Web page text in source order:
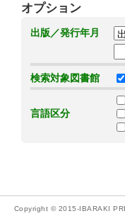
オプション
出版／発行年月
検索対象図書館
言語区分
Copyright © 2015-IBARAKI